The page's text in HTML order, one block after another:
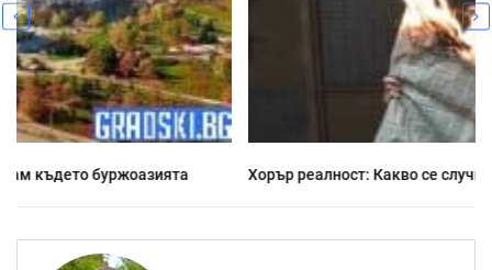
Хорър реалност: Какво се случва напоследък у нас